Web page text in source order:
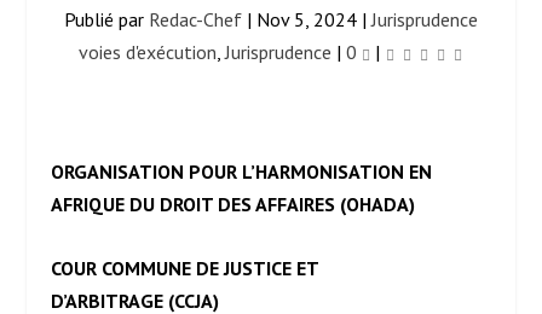
Publié par Redac-Chef | Nov 5, 2024 |Jurisprudence
voies d'exécution,Jurisprudence | 0 |
ORGANISATION POUR L’HARMONISATION EN
AFRIQUE DU DROIT DES AFFAIRES (OHADA)
COUR COMMUNE DE JUSTICE ET
D’ARBITRAGE (CCJA)